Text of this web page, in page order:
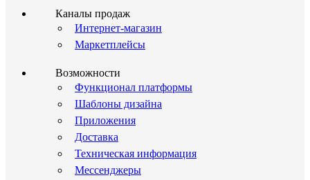
Каналы продаж
Интернет-магазин
Маркетплейсы
Возможности
Функционал платформы
Шаблоны дизайна
Приложения
Доставка
Техническая информация
Мессенджеры